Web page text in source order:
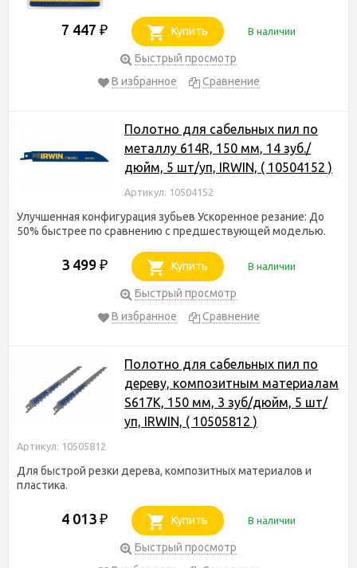
7 447 ₽ Купить В наличии
Быстрый просмотр
В избранное
Сравнение
Полотно для сабельных пил по
металлу 614R, 150 мм, 14 зуб./
дюйм, 5 шт/уп, IRWIN, ( 10504152 )
Артикул: 10504152
Улучшенная конфигурация зубьев Ускоренное резание: До
50% быстрее по сравнению с предшествующей моделью.
3 499 ₽ Купить В наличии
Быстрый просмотр
В избранное
Сравнение
Полотно для сабельных пил по
дереву, композитным материалам
S617K, 150 мм, 3 зуб/дюйм, 5 шт/
уп, IRWIN, ( 10505812 )
Артикул: 10505812
Для быстрой резки дерева, композитных материалов и
пластика.
4 013 ₽ Купить В наличии
Быстрый просмотр